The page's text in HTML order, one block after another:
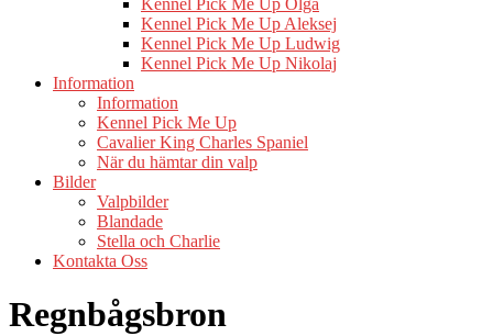
Kennel Pick Me Up Aleksej
Kennel Pick Me Up Ludwig
Kennel Pick Me Up Nikolaj
Information
Information
Kennel Pick Me Up
Cavalier King Charles Spaniel
När du hämtar din valp
Bilder
Valpbilder
Blandade
Stella och Charlie
Kontakta Oss
Regnbågsbron